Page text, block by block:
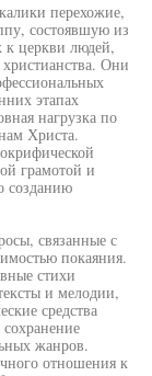
перехожие,
состоявшую из
к церкви людей,
Они
этапах
нагрузка по
Христа.
грамотой и
созданию
связанные с
покаяния.
стихи
и мелодии,
средства
жанров.
отношения к